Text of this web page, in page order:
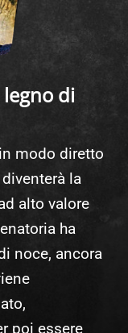
di
modo diretto
la
alto valore
ha
noce, ancora
poi essere